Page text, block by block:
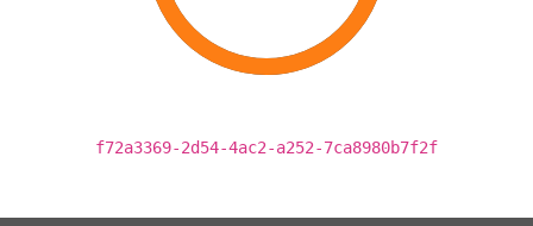
f72a3369-2d54-4ac2-a252-7ca8980b7f2f